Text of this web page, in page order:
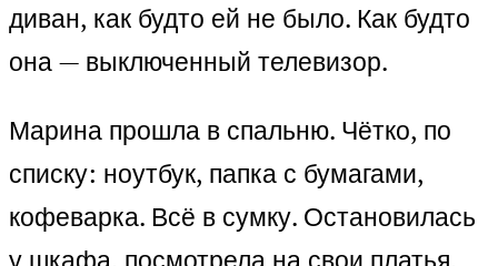
диван, как будто ей не было. Как будто
она — выключенный телевизор.
Марина прошла в спальню. Чётко, по
списку: ноутбук, папка с бумагами,
кофеварка. Всё в сумку. Остановилась